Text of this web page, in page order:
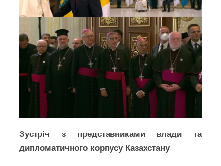
Зустріч з представниками влади та
дипломатичного корпусу Казахстану